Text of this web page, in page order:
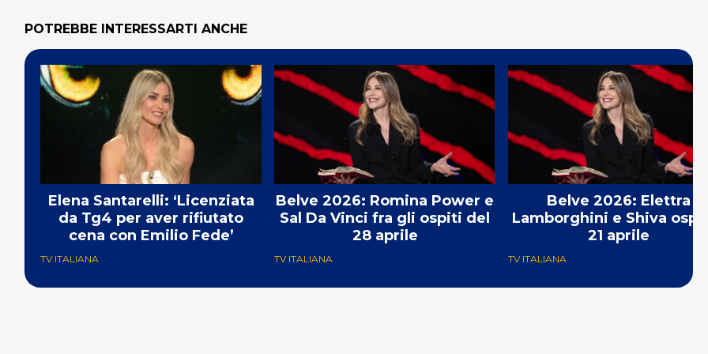
POTREBBE INTERESSARTI ANCHE
Elena Santarelli: ‘Licenziata
da Tg4 per aver rifiutato
cena con Emilio Fede’
TV ITALIANA
Belve 2026: Romina Power e
Sal Da Vinci fra gli ospiti del
28 aprile
TV ITALIANA
Belve 2026: Elettra
Lamborghini e Shiva
21 aprile
TV ITALIANA